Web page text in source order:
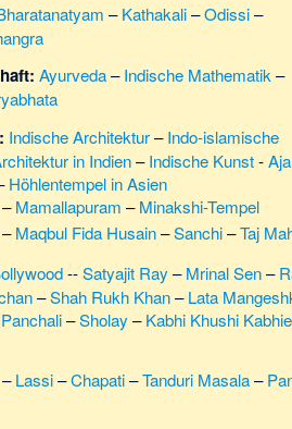
–Kathakali–Odissi–
Ayurveda–Indische Mathematik–
Indische Architektur–Indo-islamische
in Indien–Indische Kunst-
Höhlentempel in Asien
Mamallapuram –Minakshi-Tempel
Maqbul Fida Husain–Sanchi–Taj
--Satyajit Ray –Mrinal Sen–
–Shah Rukh Khan–Lata
–Sholay –Kabhi Khushi Kabhie
Lassi–Chapati–Tanduri Masala–